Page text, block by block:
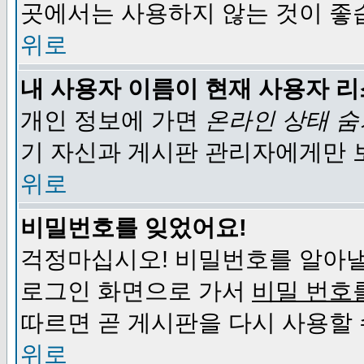
곳에서는 사용하지 않는 것이 좋
위로
내 사용자 이름이 현재 사용자
개인 정보에 가면 온라인 상태
기 자신과 게시판 관리자에게만
위로
비밀번호를 잊었어요!
걱정마십시오! 비밀번호를 알아
로그인 화면으로 가서 비밀 번호
따르면 곧 게시판을 다시 사용할
위로